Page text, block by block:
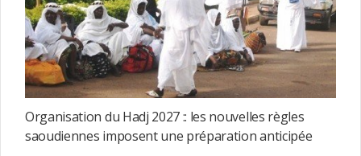
Organisation du Hadj 2027 :: les nouvelles règles
saoudiennes imposent une préparation anticipée